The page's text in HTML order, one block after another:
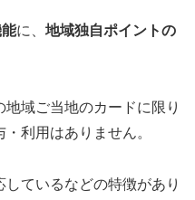
に、 地域独自ポイントの
域ご当地のカードに限り
利用はありません。
ているなどの特徴があり